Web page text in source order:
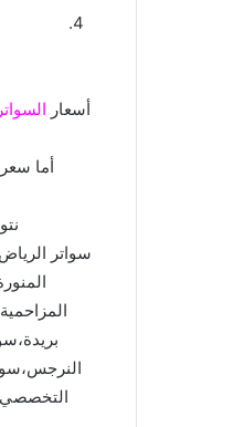
أسعار السواتر
أما
سواتر